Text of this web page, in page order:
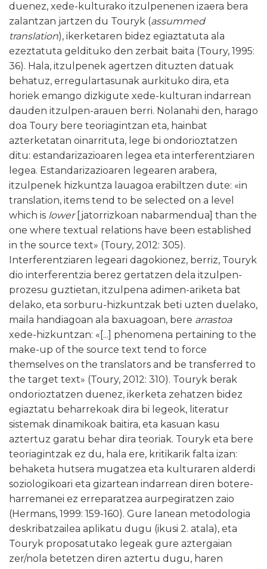
duenez, xede-kulturako itzulpenenen izaera bera
zalantzan jartzen du Touryk (assummed
translation), ikerketaren bidez egiaztatuta ala
ezeztatuta geldituko den zerbait baita (Toury, 1995:
36). Hala, itzulpenek agertzen dituzten datuak
behatuz, erregulartasunak aurkituko dira, eta
horiek emango dizkigute xede-kulturan indarrean
dauden itzulpen-arauen berri. Nolanahi den, harago
doa Toury bere teoriagintzan eta, hainbat
azterketatan oinarrituta, lege bi ondorioztatzen
ditu: estandarizazioaren legea eta interferentziaren
legea. Estandarizazioaren legearen arabera,
itzulpenek hizkuntza lauagoa erabiltzen dute: «in
translation, items tend to be selected on a level
which is lower[jatorrizkoan nabarmendua] than the
one where textual relations have been established
in the source text» (Toury, 2012: 305).
Interferentziaren legeari dagokionez, berriz, Touryk
dio interferentzia berez gertatzen dela itzulpen-
prozesu guztietan, itzulpena adimen-ariketa bat
delako, eta sorburu-hizkuntzak beti uzten duelako,
maila handiagoan ala baxuagoan, bere arrastoa
xede-hizkuntzan: «[...] phenomena pertaining to the
make-up of the source text tend to force
themselves on the translators and be transferred to
the target text» (Toury, 2012: 310). Touryk berak
ondorioztatzen duenez, ikerketa zehatzen bidez
egiaztatu beharrekoak dira bi legeok, literatur
sistemak dinamikoak baitira, eta kasuan kasu
aztertuz garatu behar dira teoriak. Touryk eta bere
teoriagintzak ez du, hala ere, kritikarik falta izan:
behaketa hutsera mugatzea eta kulturaren alderdi
soziologikoari eta gizartean indarrean diren botere-
harremanei ez erreparatzea aurpegiratzen zaio
(Hermans, 1999: 159-160). Gure lanean metodologia
deskribatzailea aplikatu dugu (ikusi 2. atala), eta
Touryk proposatutako legeak gure aztergaian
zer/nola betetzen diren aztertu dugu, haren